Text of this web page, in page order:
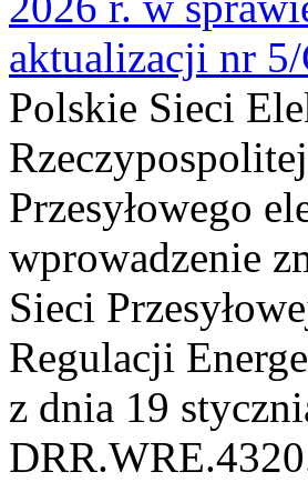
aktualizacji nr
Polskie Sieci
Przesyłowego
wprowadzenie
Sieci
Regulacji
z dnia 19